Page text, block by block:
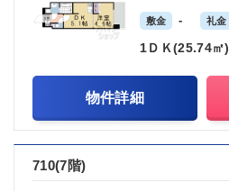
敷金 - 礼金
1ＤＫ(25.74㎡)
物件詳細
710(7階)